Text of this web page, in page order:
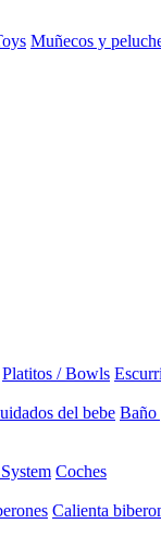
Muñecos y
Platitos / Bowls
del bebe Baño
Coches
Calienta